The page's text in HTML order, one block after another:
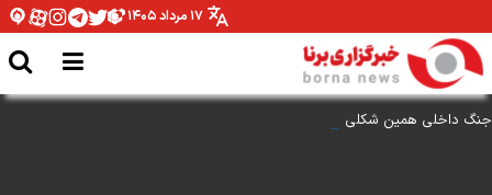
۱۷ مرداد ۱۴۰۵
جنگ داخلی همین شکلی است